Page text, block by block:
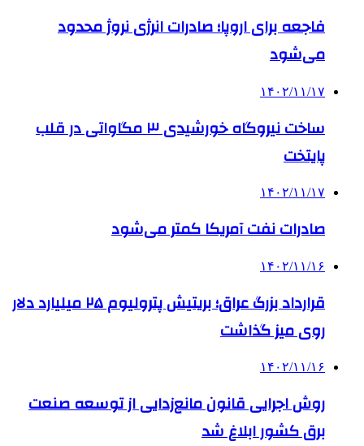
فاجعه برای اروپا؛ صادرات انرژی نروژ محدود
می‌شود
۱۴۰۲/۱۱/۱۷
ساخت نیروگاه خورشیدی ۳ مگاواتی در قلب
پایتخت
۱۴۰۲/۱۱/۱۷
صادرات نفت آمریکا کمتر می‌شود
۱۴۰۲/۱۱/۱۶
قرارداد بزرگ عراق؛ بریتیش پترولیوم ۲۵ میلیارد دلار
روی میز گذاشت
۱۴۰۲/۱۱/۱۶
روش اجرایی قانون مانع‌زدایی از توسعه صنعت
برق کشور ابلاغ شد